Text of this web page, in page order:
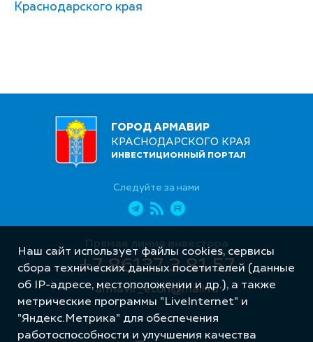
Краснодарского края
ГОРОД АРМАВИР
КРАСНОДАРСКОГО КРАЯ
ИНВЕСТИЦИОННЫЙ ПОРТАЛ
Следуйте за нами
Прямая линия инвестора
+7 86137 3 81 57
armavir_econ@mail.ru
Наш сайт использует файлы cookies, сервисы
сбора технических данных посетителей (данные
об IP-адресе, местоположении и др.), а также
метрические программы "LiveInternet" и
"Яндекс.Метрика" для обеспечения
работоспособности и улучшения качества